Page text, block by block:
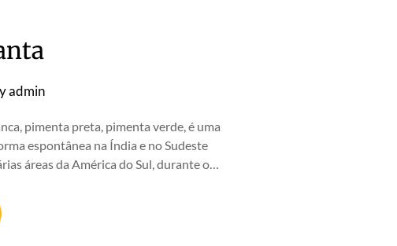
admin
pimenta preta, pimenta verde, é uma
espontânea na Índia e no Sudeste
áreas da América do Sul, durante o…